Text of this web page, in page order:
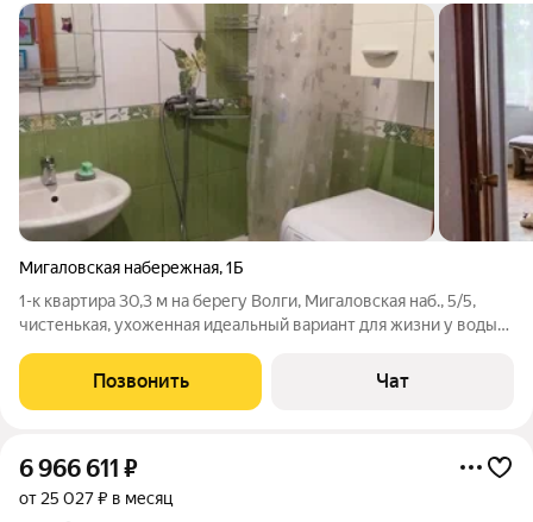
Мигаловская набережная,1Б
1-к квартира 30,3 м на берегу Волги, Мигаловская наб., 5/5,
чистенькая, ухоженная идеальный вариант для жизни у воды
этаже, полностью готова к заселению. Параметры: общая
площадь: 30,3 кв.
Позвонить Чат
6 966 611 ₽
от 25 027 ₽ в месяц